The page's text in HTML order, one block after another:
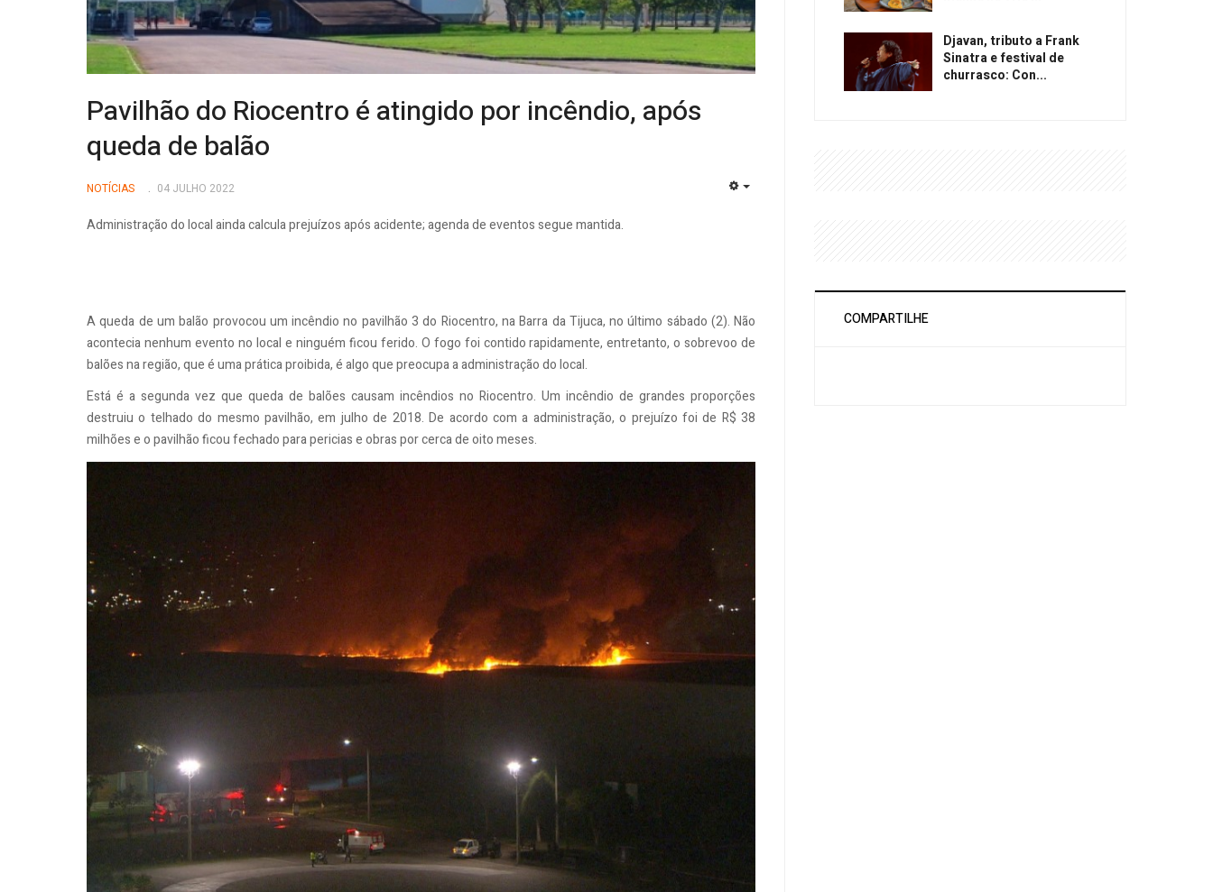
Pavilhão do Riocentro é atingido por incêndio, após
queda de balão
NOTÍCIAS 04 JULHO 2022
Administração do local ainda calcula prejuízos após acidente; agenda de eventos segue mantida.
A queda de um balão provocou um incêndio no pavilhão 3 do Riocentro, na Barra da Tijuca, no último sábado (2). Não
acontecia nenhum evento no local e ninguém ficou ferido. O fogo foi contido rapidamente, entretanto, o sobrevoo de
balões na região, que é uma prática proibida, é algo que preocupa a administração do local.
Está é a segunda vez que queda de balões causam incêndios no Riocentro. Um incêndio de grandes proporções
destruiu o telhado do mesmo pavilhão, em julho de 2018. De acordo com a administração, o prejuízo foi de R$ 38
milhões e o pavilhão ficou fechado para pericias e obras por cerca de oito meses.
Djavan, tributo a Frank
Sinatra e festival de
churrasco: Con...
COMPARTILHE